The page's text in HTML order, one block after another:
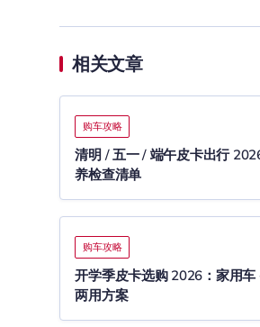
相关文章
购车攻略
清明 / 五一 / 端午皮卡出行
养检查清单
购车攻略
开学季皮卡选购 2026：家用车
两用方案